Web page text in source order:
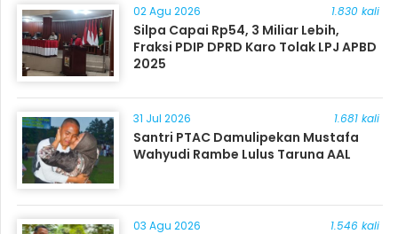
02 Agu 2026 1.830 kali
Silpa Capai Rp54, 3 Miliar Lebih,
Fraksi PDIP DPRD Karo Tolak LPJ APBD
2025
31 Jul 2026 1.681 kali
Santri PTAC Damulipekan Mustafa
Wahyudi Rambe Lulus Taruna AAL
03 Agu 2026 1.546 kali